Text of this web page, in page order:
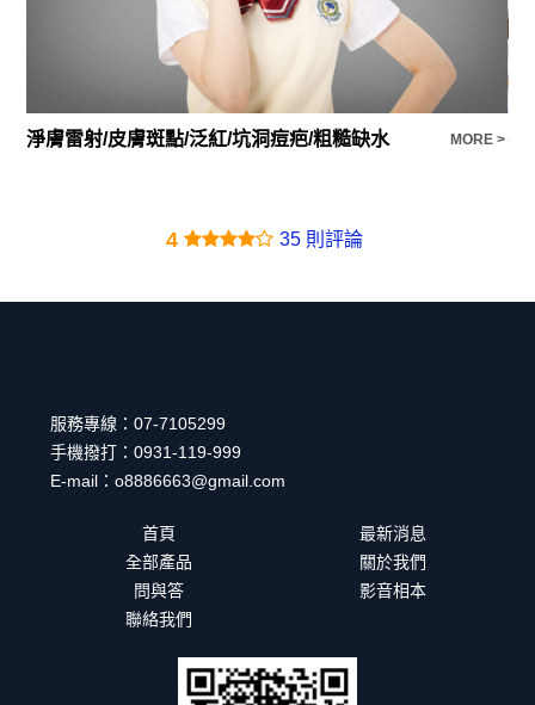
淨膚雷射/皮膚斑點/泛紅/坑洞痘疤/粗糙缺水 MORE >不
4 35 則評論
服務專線：07-7105299
手機撥打：0931-119-999
E-mail：o8886663@gmail.com
首頁
最新消息
全部產品
關於我們
問與答
影音相本
聯絡我們